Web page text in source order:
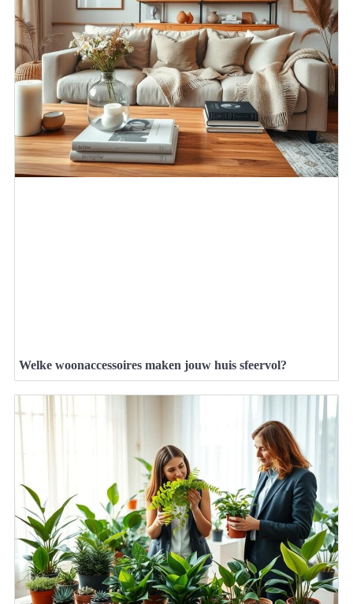
Welke woonaccessoires maken jouw huis sfeervol?